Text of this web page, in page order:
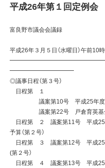
平成26年第１回定例会
富良野市議会会議録
平成26年３月５日（水曜日）午前10
━━━━━━━━━━━
◎議事日程（第３号）
日程第 １
議案第10号 平成25年度富良
議案第22号 戸倉育英基金
日程第 ２ 議案第11号 平成25
予算（第２号）
日程第 ３ 議案第12号 平成25
(第２号）
日程第 ４ 議案第13号 平成25